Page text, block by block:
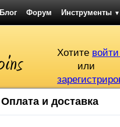
Блог Форум Инструменты ▼
Хотите
или
Оплата и доставка